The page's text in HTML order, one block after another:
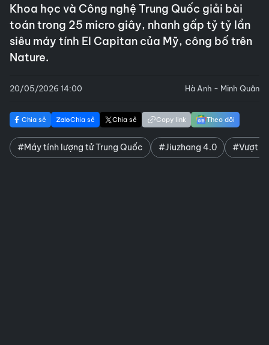
Khoa học và Công nghệ Trung Quốc giải bài
toán trong 25 micro giây, nhanh gấp tỷ tỷ lần
siêu máy tính El Capitan của Mỹ, công bố trên
Nature.
20/05/2026 14:00 Hà Anh - Minh Quân
Chia sẻ Chia sẻ Chia sẻ Copy link Theo dõi
#Máy tính lượng tử Trung Quốc #Jiuzhang 4.0 #Vượt